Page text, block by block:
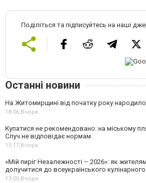
Поділіться та підписуйтесь на наші
Останні новини
На Житомирщині від початку року
18:06,Вчора
Купатися не рекомендовано: на міському
Случ не відповідає нормам
15:17,Вчора
«Мій пиріг Незалежності – 2026»: як
долучитися до всеукраїнського
13:00,Вчора